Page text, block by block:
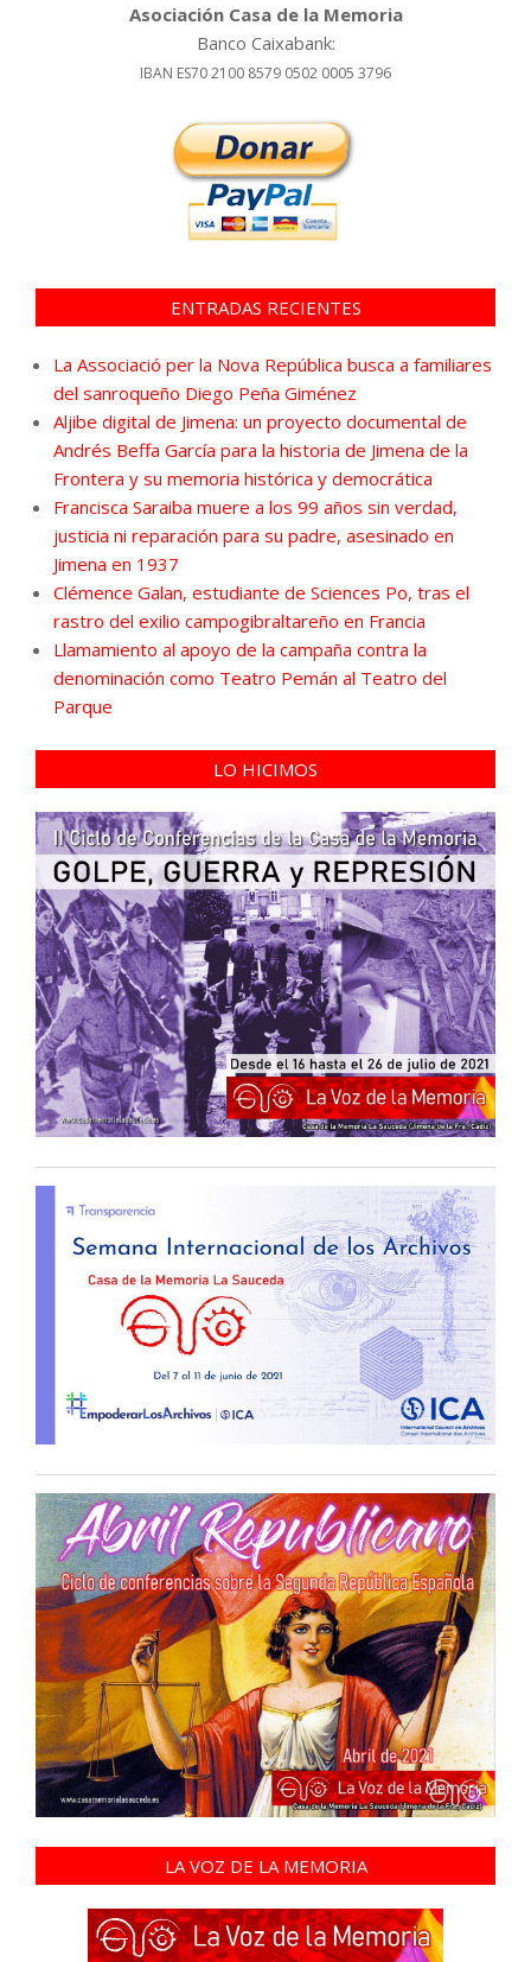
Asociación Casa de la Memoria
Banco Caixabank:
IBAN ES70 2100 8579 0502 0005 3796
ENTRADAS RECIENTES
La Associació per la Nova República busca a familiares
del sanroqueño Diego Peña Giménez
Aljibe digital de Jimena: un proyecto documental de
Andrés Beffa García para la historia de Jimena de la
Frontera y su memoria histórica y democrática
Francisca Saraiba muere a los 99 años sin verdad,
justicia ni reparación para su padre, asesinado en
Jimena en 1937
Clémence Galan, estudiante de Sciences Po, tras el
rastro del exilio campogibraltareño en Francia
Llamamiento al apoyo de la campaña contra la
denominación como Teatro Pemán al Teatro del
Parque
LO HICIMOS
LA VOZ DE LA MEMORIA